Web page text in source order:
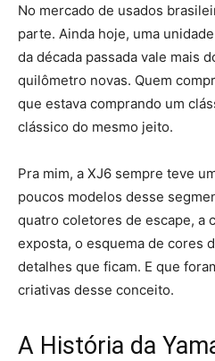
No mercado de usados
parte. Ainda hoje, uma
da década passada vale mais
quilômetro novas. Quem
que estava comprando um
clássico do mesmo jeito.
Pra mim, a XJ6 sempre teve
poucos modelos desse
quatro coletores de escape, a
exposta, o esquema de cores
detalhes que ficam. E que
criativas desse conceito.
A História da